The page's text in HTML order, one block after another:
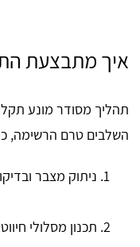
איך מתבצעת
תהליך מסודר מונע
השלבים טרם הרשימה,
ניתוק מצבר
תכנון מסלולי